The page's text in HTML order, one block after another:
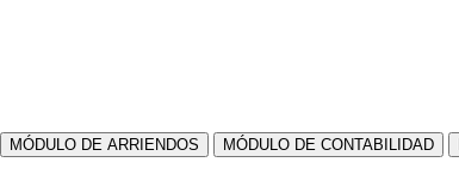
MÓDULO DE ARRIENDOS MÓDULO DE CONTABILIDAD